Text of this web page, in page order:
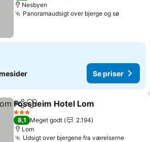
Nesbyen
Panoramaudsigt over bjerge og sø
Se priser
Del Føj til favoritter
Fossheim Hotel Lom
3 Stjerner
8,1 Meget godt
2.194
Lom
Udsigt over bjergene fra værelserne